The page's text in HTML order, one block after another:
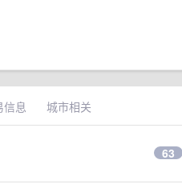
信息 城市相关
63